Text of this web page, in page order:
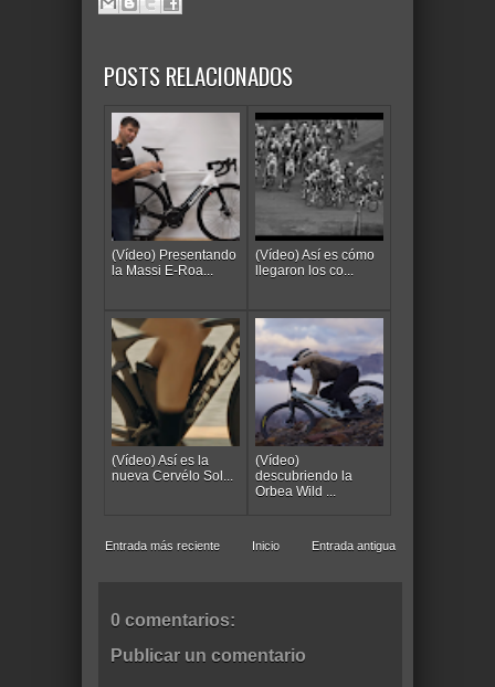
POSTS RELACIONADOS
(Vídeo) Presentando
la Massi E-Roa...
(Vídeo) Así es cómo
llegaron los co...
(Vídeo) Así es la
nueva Cervélo Sol...
(Vídeo)
descubriendo la
Orbea Wild ...
Entrada más reciente Entrada antigua
Inicio
0 comentarios:
Publicar un comentario